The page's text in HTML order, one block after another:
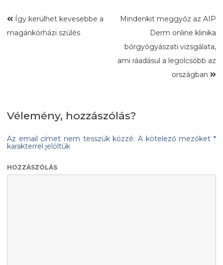
Így kerülhet kevesebbe a
magánkórházi szülés
Mindenkit meggyőz az AIP
Derm online klinika
bőrgyógyászati vizsgálata,
ami ráadásul a legolcsóbb az
országban
Vélemény, hozzászólás?
Az email címet nem tesszük közzé. A kötelező mezőket*
karakterrel jelöltük
HOZZÁSZÓLÁS